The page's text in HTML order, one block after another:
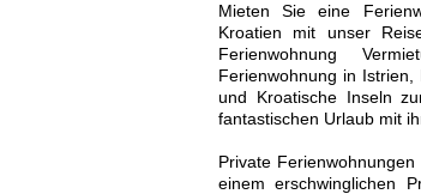
Mieten Sie eine
Kroatien mit unser
Ferienwohnung
Ferienwohnung in
und Kroatische Inseln
fantastischen Urlaub mit
Private
einem erschwinglichen